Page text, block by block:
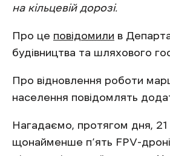
на кільцевій дорозі.
Про це повідомили в
будівництва та шляхового
Про відновлення роботи
населення повідомлять
Нагадаємо, протягом дня, 21
щонайменше п’ять FPV-